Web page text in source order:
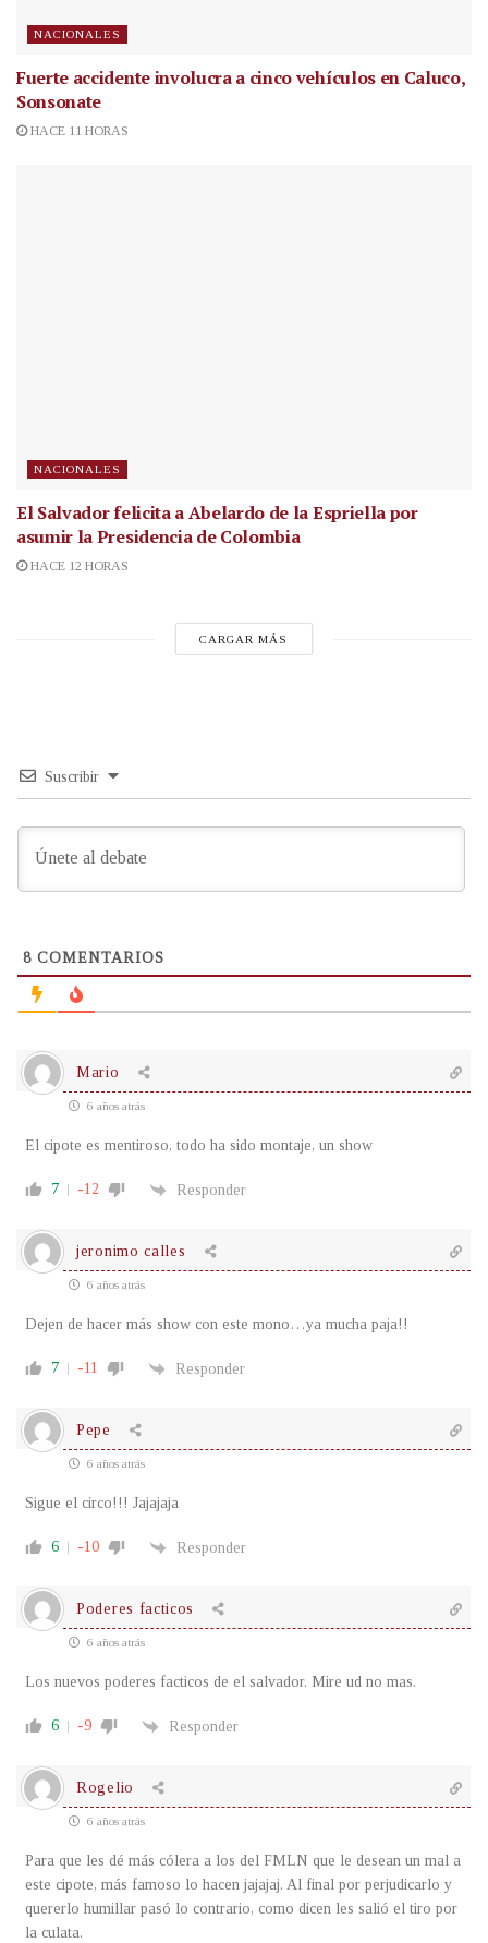
NACIONALES
Fuerte accidente involucra a cinco vehículos en Caluco,
Sonsonate
HACE 11 HORAS
NACIONALES
El Salvador felicita a Abelardo de la Espriella por
asumir la Presidencia de Colombia
HACE 12 HORAS
CARGAR MÁS
Suscribir
8 COMENTARIOS
Mario
6 años atrás
El cipote es mentiroso, todo ha sido montaje, un show
7 -12 Responder
jeronimo calles
6 años atrás
Dejen de hacer más show con este mono…ya mucha paja!!
7 -11 Responder
Pepe
6 años atrás
Sigue el circo!!! Jajajaja
6 -10 Responder
Poderes facticos
6 años atrás
Los nuevos poderes facticos de el salvador. Mire ud no mas.
6 -9 Responder
Rogelio
6 años atrás
Para que les dé más cólera a los del FMLN que le desean un mal a
este cipote, más famoso lo hacen jajajaj. Al final por perjudicarlo y
quererlo humillar pasó lo contrario, como dicen les salió el tiro por
la culata.